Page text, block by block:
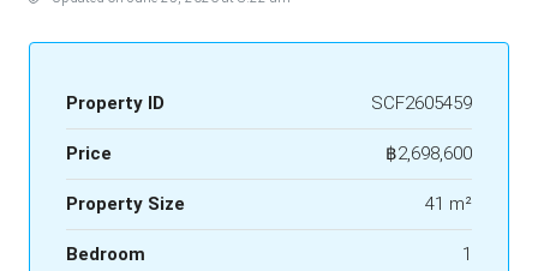
Property ID SCF2605459
Price ฿2,698,600
Property Size 41 m²
Bedroom 1